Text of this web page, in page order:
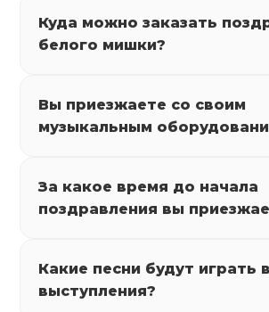
Куда можно заказать
белого мишки?
Вы приезжаете со своим
музыкальным
За какое время до начала
поздравления вы
Какие песни будут играть
выступления?